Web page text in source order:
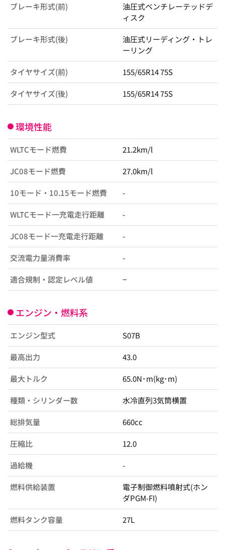
ブレーキ形式(前)
油圧式ベンチレーテッドデ
ィスク
ブレーキ形式(後)
油圧式リーディング・トレ
ーリング
タイヤサイズ(前) 155/65R14 75S
タイヤサイズ(後) 155/65R14 75S
環境性能
WLTCモード燃費 21.2km/l
JC08モード燃費 27.0km/l
10モード・10.15モード燃費 -
WLTCモード一充電走行距離 -
JC08モード一充電走行距離 -
交流電力量消費率 -
適合規制・認定レベル値 −
エンジン・燃料系
エンジン型式 S07B
最高出力 43.0
最大トルク 65.0N･m(kg･m)
種類・シリンダー数 水冷直列3気筒横置
総排気量 660cc
圧縮比 12.0
過給機 -
燃料供給装置
電子制御燃料噴射式(ホン
ダPGM-FI)
燃料タンク容量 27L